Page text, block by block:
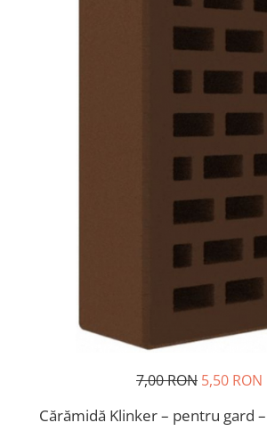
Mortar & chit pentru grătar
7,00 RON 5,50 RON
Cărămidă Klinker – pentru gard